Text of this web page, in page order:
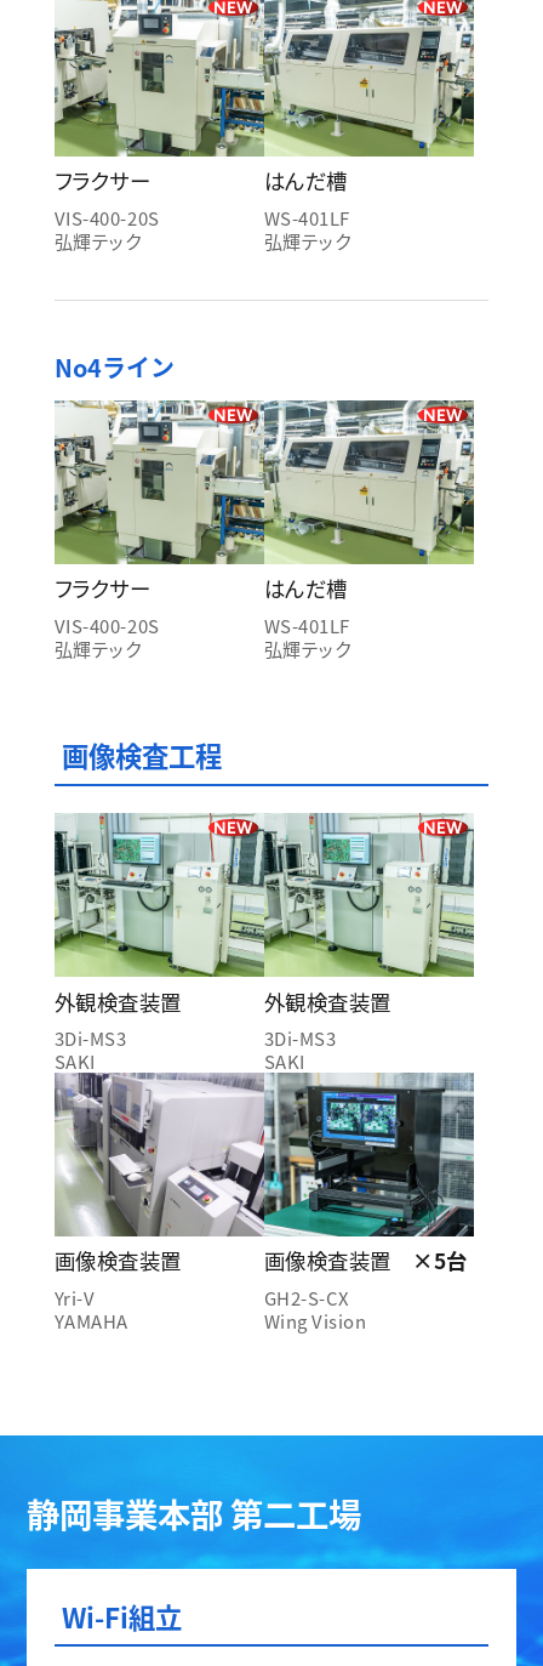
NEW
フラクサー
VIS-400-20S
弘輝テック
NEW
はんだ槽
WS-401LF
弘輝テック
No4ライン
NEW
フラクサー
VIS-400-20S
弘輝テック
NEW
はんだ槽
WS-401LF
弘輝テック
画像検査工程
NEW
外観検査装置
3Di-MS3
SAKI
NEW
外観検査装置
3Di-MS3
SAKI
画像検査装置
Yri-V
YAMAHA
画像検査装置 ×5台
GH2-S-CX
Wing Vision
静岡事業本部 第二工場
Wi-Fi組立